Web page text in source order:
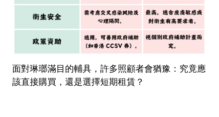
面對琳瑯滿目的輔具，許多照顧者會猶豫：究竟應
該直接購買，還是選擇短期租賃？